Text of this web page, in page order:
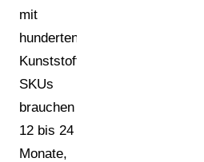
mit
hunderten
Kunststoff-
SKUs
brauchen
12 bis 24
Monate,